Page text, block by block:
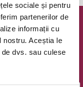
sociale și pentru
partenerilor de
informații cu
nostru. Aceștia le
dvs. sau culese
cu cele mai noi